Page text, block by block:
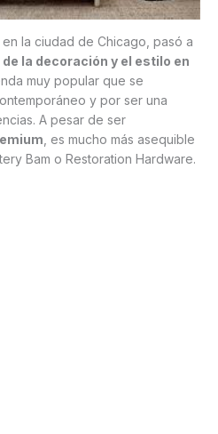
la ciudad de Chicago, pasó a
la decoración y el estilo en
muy popular que se
y por ser una
A pesar de ser
, es mucho más asequible
Bam o Restoration Hardware.